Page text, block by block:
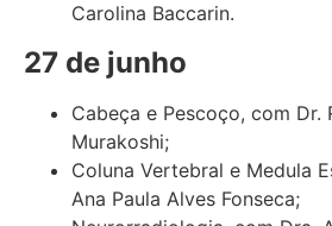
Carolina Baccarin.
27 de junho
Cabeça e Pescoço, com Dr.
Murakoshi;
Coluna Vertebral e Medula
Ana Paula Alves Fonseca;